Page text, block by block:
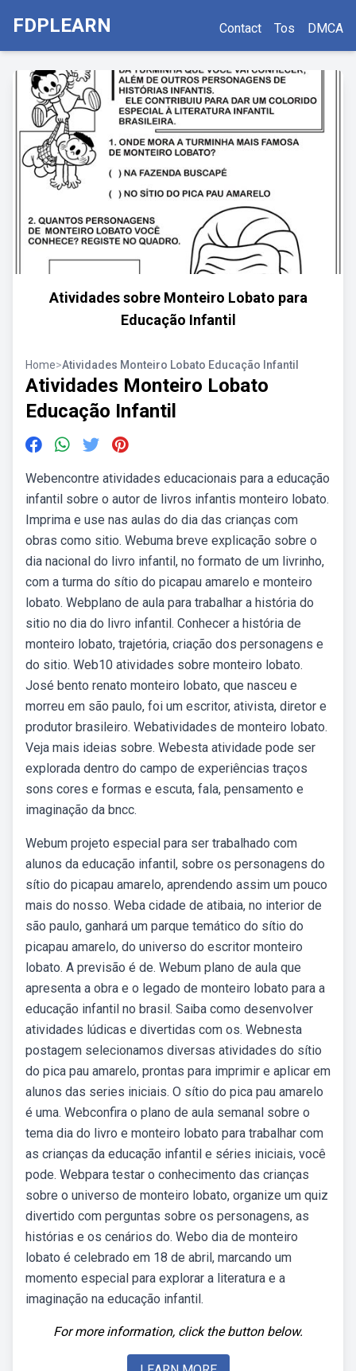
FDPLEARN Contact Tos DMCA
Atividades sobre Monteiro Lobato para
Educação Infantil
Home>Atividades Monteiro Lobato Educação Infantil
Atividades Monteiro Lobato
Educação Infantil
Webencontre atividades educacionais para a educação
infantil sobre o autor de livros infantis monteiro lobato.
Imprima e use nas aulas do dia das crianças com
obras como sitio. Webuma breve explicação sobre o
dia nacional do livro infantil, no formato de um livrinho,
com a turma do sítio do picapau amarelo e monteiro
lobato. Webplano de aula para trabalhar a história do
sitio no dia do livro infantil. Conhecer a história de
monteiro lobato, trajetória, criação dos personagens e
do sitio. Web10 atividades sobre monteiro lobato.
José bento renato monteiro lobato, que nasceu e
morreu em são paulo, foi um escritor, ativista, diretor e
produtor brasileiro. Webatividades de monteiro lobato.
Veja mais ideias sobre. Webesta atividade pode ser
explorada dentro do campo de experiências traços
sons cores e formas e escuta, fala, pensamento e
imaginação da bncc.
Webum projeto especial para ser trabalhado com
alunos da educação infantil, sobre os personagens do
sítio do picapau amarelo, aprendendo assim um pouco
mais do nosso. Weba cidade de atibaia, no interior de
são paulo, ganhará um parque temático do sítio do
picapau amarelo, do universo do escritor monteiro
lobato. A previsão é de. Webum plano de aula que
apresenta a obra e o legado de monteiro lobato para a
educação infantil no brasil. Saiba como desenvolver
atividades lúdicas e divertidas com os. Webnesta
postagem selecionamos diversas atividades do sítio
do pica pau amarelo, prontas para imprimir e aplicar em
alunos das series iniciais. O sítio do pica pau amarelo
é uma. Webconfira o plano de aula semanal sobre o
tema dia do livro e monteiro lobato para trabalhar com
as crianças da educação infantil e séries iniciais, você
pode. Webpara testar o conhecimento das crianças
sobre o universo de monteiro lobato, organize um quiz
divertido com perguntas sobre os personagens, as
histórias e os cenários do. Webo dia de monteiro
lobato é celebrado em 18 de abril, marcando um
momento especial para explorar a literatura e a
imaginação na educação infantil.
For more information, click the button below.